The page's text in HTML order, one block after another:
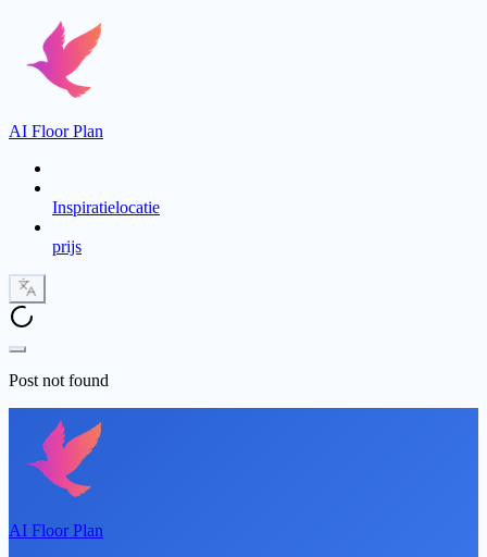
AI Floor Plan
Inspiratielocatie
prijs
Post not found
AI Floor Plan